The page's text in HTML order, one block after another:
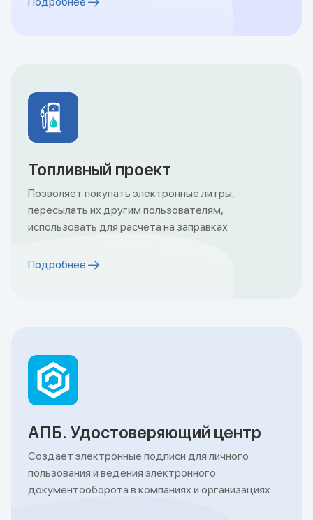
Топливный проект
Позволяет покупать электронные литры,
пересылать их другим пользователям,
использовать для расчета на заправках
Подробнее
АПБ. Удостоверяющий центр
Создает электронные подписи для личного
пользования и ведения электронного
документооборота в компаниях и организациях